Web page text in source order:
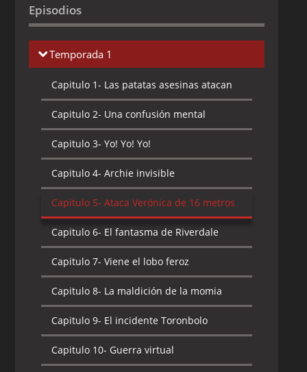
Episodios
Temporada 1
Capitulo 1- Las patatas asesinas atacan
Capitulo 2- Una confusión mental
Capitulo 3- Yo! Yo! Yo!
Capitulo 4- Archie invisible
Capitulo 5- Ataca Verónica de 16 metros
Capitulo 6- El fantasma de Riverdale
Capitulo 7- Viene el lobo feroz
Capitulo 8- La maldición de la momia
Capitulo 9- El incidente Toronbolo
Capitulo 10- Guerra virtual